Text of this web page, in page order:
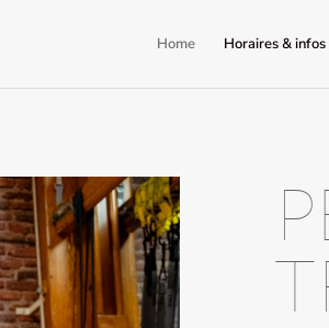
Home Horaires & infos